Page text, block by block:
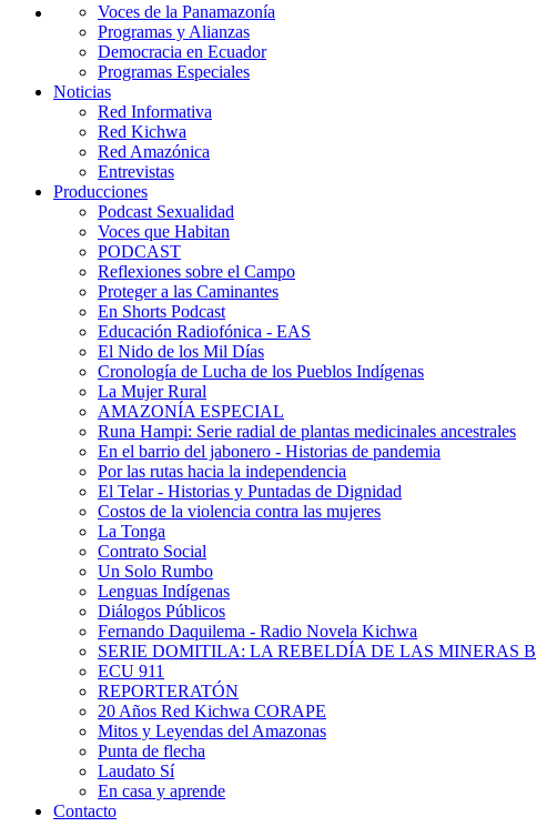
Voces de la Panamazonía
Programas y Alianzas
Democracia en Ecuador
Programas Especiales
Noticias
Red Informativa
Red Kichwa
Red Amazónica
Entrevistas
Producciones
Podcast Sexualidad
Voces que Habitan
PODCAST
Reflexiones sobre el Campo
Proteger a las Caminantes
En Shorts Podcast
Educación Radiofónica - EAS
El Nido de los Mil Días
Cronología de Lucha de los Pueblos Indígenas
La Mujer Rural
AMAZONÍA ESPECIAL
Runa Hampi: Serie radial de plantas medicinales ancestrales
En el barrio del jabonero - Historias de pandemia
Por las rutas hacia la independencia
El Telar - Historias y Puntadas de Dignidad
Costos de la violencia contra las mujeres
La Tonga
Contrato Social
Un Solo Rumbo
Lenguas Indígenas
Diálogos Públicos
Fernando Daquilema - Radio Novela Kichwa
SERIE DOMITILA: LA REBELDÍA DE LAS MINERAS
ECU 911
REPORTERATÓN
20 Años Red Kichwa CORAPE
Mitos y Leyendas del Amazonas
Punta de flecha
Laudato Sí
En casa y aprende
Contacto